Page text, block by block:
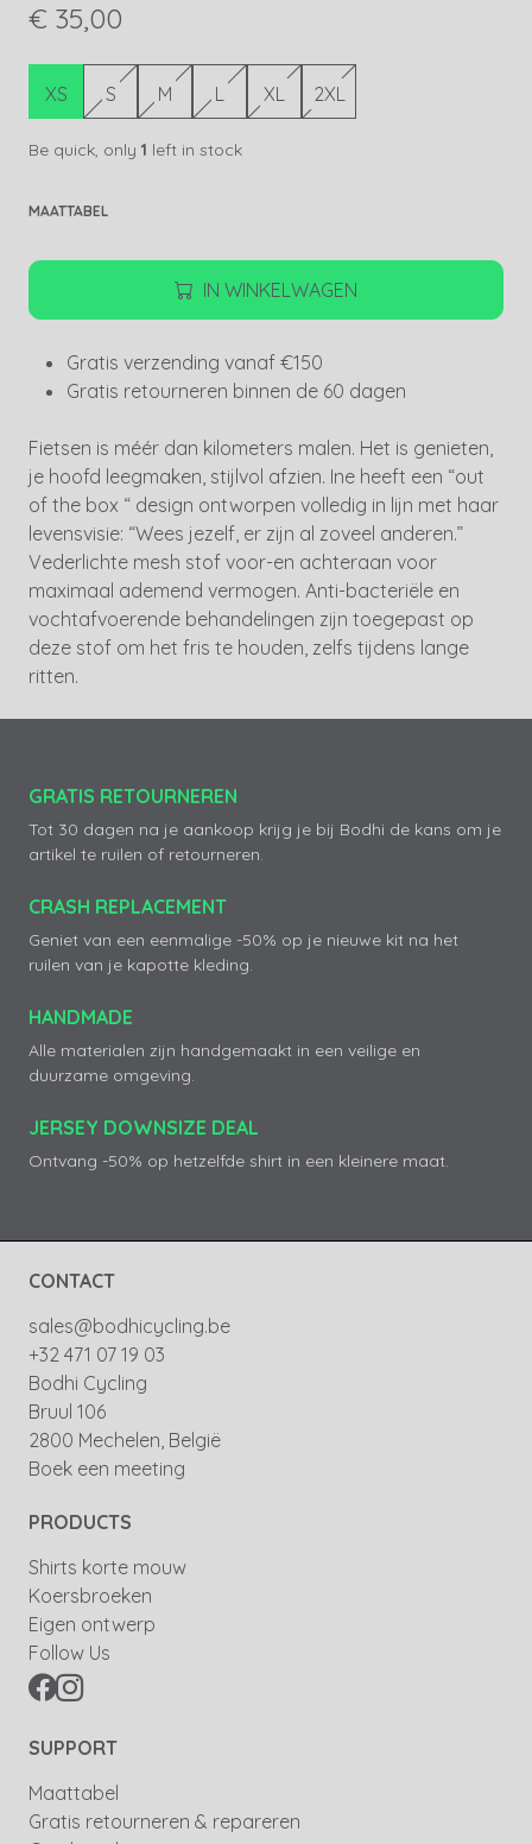
€ 35,00
XS S M L XL 2XL
Be quick, only 1 left in stock
MAATTABEL
IN WINKELWAGEN
Gratis verzending vanaf €150
Gratis retourneren binnen de 60 dagen
Fietsen is méér dan kilometers malen. Het is genieten,
je hoofd leegmaken, stijlvol afzien. Ine heeft een “out
of the box “ design ontworpen volledig in lijn met haar
levensvisie: “Wees jezelf, er zijn al zoveel anderen.”
Vederlichte mesh stof voor-en achteraan voor
maximaal ademend vermogen. Anti-bacteriële en
vochtafvoerende behandelingen zijn toegepast op
deze stof om het fris te houden, zelfs tijdens lange
ritten.
GRATIS RETOURNEREN
Tot 30 dagen na je aankoop krijg je bij Bodhi de kans om je
artikel te ruilen of retourneren.
CRASH REPLACEMENT
Geniet van een eenmalige -50% op je nieuwe kit na het
ruilen van je kapotte kleding.
HANDMADE
Alle materialen zijn handgemaakt in een veilige en
duurzame omgeving.
JERSEY DOWNSIZE DEAL
Ontvang -50% op hetzelfde shirt in een kleinere maat.
CONTACT
sales@bodhicycling.be
+32 471 07 19 03
Bodhi Cycling
Bruul 106
2800 Mechelen, België
Boek een meeting
PRODUCTS
Shirts korte mouw
Koersbroeken
Eigen ontwerp
Follow Us
SUPPORT
Maattabel
Gratis retourneren & repareren